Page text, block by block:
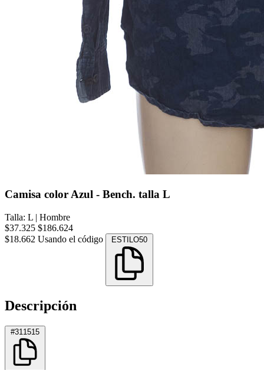
Camisa color Azul - Bench. talla L
Talla: L | Hombre
$37.325 $186.624
$18.662 Usando el código ESTILO50
Descripción
#311515